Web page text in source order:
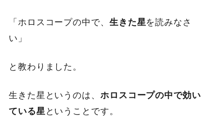
「ホロスコープの中で、 生きた星を読みなさ
い」
と教わりました。
生きた星というのは、 ホロスコープの中で効い
ている星ということです。